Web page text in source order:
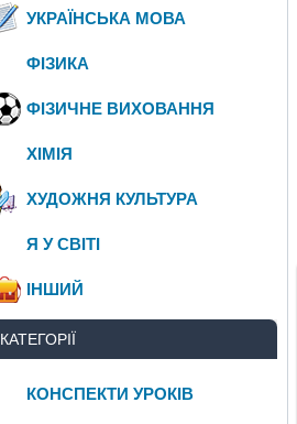
УКРАЇНСЬКА МОВА
ФІЗИКА
ФІЗИЧНЕ ВИХОВАННЯ
ХІМІЯ
ХУДОЖНЯ КУЛЬТУРА
Я У СВІТІ
ІНШИЙ
КАТЕГОРІЇ
КОНСПЕКТИ УРОКІВ